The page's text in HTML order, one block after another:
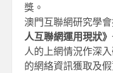
獎。
澳門互聯網研究學
人互聯網運用現狀》
人的上網情況作深
的網絡資訊獲取及